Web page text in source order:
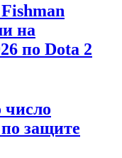
на
по Dota 2
число
защите